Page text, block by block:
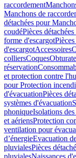
raccordement
Manchons de
détachées pour
coudéPièces
forme d'escargot
d'escargotAccessoires
colliersCoques
réservation
et protection contre
pour Protection
d'évacuationPièces
systèmes d'évacuation
phoniqueIsolations
et aériensProtection
ventilation pour
d’énergieEvacuation
pluvialesPièces
pluvialesNaissances